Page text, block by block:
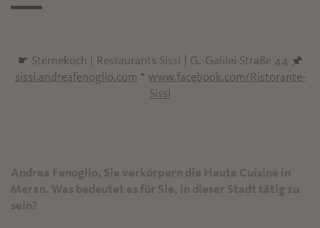
☛ Sternekoch | Restaurants Sissi | G.-Galilei-Straße 44 🖈
sissi.andreafenoglio.com * www.facebook.com/Ristorante-
Sissi
Andrea Fenoglio, Sie verkörpern die Haute Cuisine in
Meran. Was bedeutet es für Sie, in dieser Stadt tätig zu
sein?